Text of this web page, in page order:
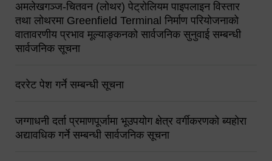
अमलेखगञ्ज-चितवन (लोथर) पेट्रोलियम पाइपलाइन विस्तार
तथा लोथरमा Greenfield Terminal निर्माण परियोजनाको
वातावरणीय प्रभाव मूल्याङ्कनको सार्वजनिक सुनुवाई सम्बन्धी
सार्वजनिक सूचना
दररेट पेश गर्ने सम्बन्धी सूचना
जग्गाधनी दर्ता प्रमाणपूर्जामा भूउपयोग क्षेत्र वर्गीकरणको ब्यहोरा
अद्यावधिक गर्ने सम्बन्धी सार्वजनिक सूचना